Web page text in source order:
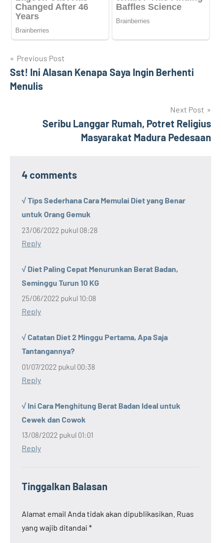
Navigasi
pos
Previous Post
Sst! Ini Alasan Kenapa Saya Ingin Berhenti
Menulis
Next Post
Seribu Langgar Rumah, Potret Religius
Masyarakat Madura Pedesaan
4 comments
√ Tips Sederhana Cara Memulai Diet yang Benar
untuk Orang Gemuk
23/06/2022 pukul 08:28
Reply
√ Diet Paling Cepat Menurunkan Berat Badan,
Seminggu Turun 10 KG
25/06/2022 pukul 10:08
Reply
√ Catatan Diet 2 Minggu Pertama, Apa Saja
Tantangannya?
01/07/2022 pukul 00:38
Reply
√ Ini Cara Menghitung Berat Badan Ideal untuk
Cewek dan Cowok
13/08/2022 pukul 01:01
Reply
Tinggalkan Balasan
Alamat email Anda tidak akan dipublikasikan. Ruas
yang wajib ditandai *